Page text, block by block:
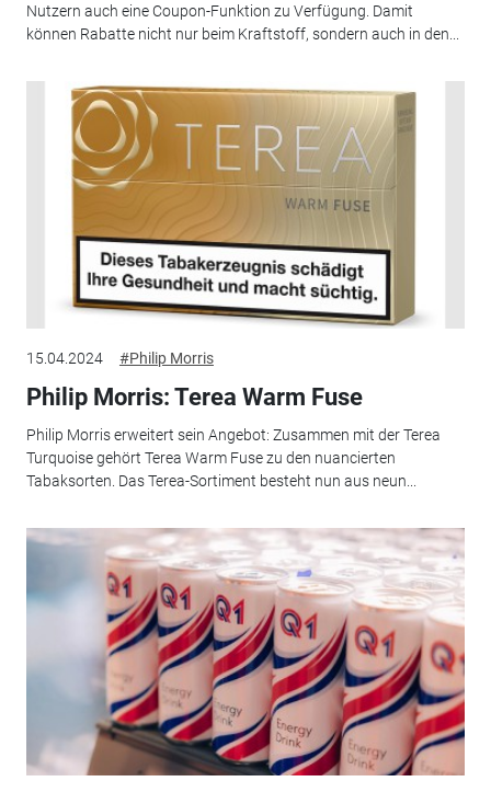
Nutzern auch eine Coupon-Funktion zu Verfügung. Damit
können Rabatte nicht nur beim Kraftstoff, sondern auch in den...
15.04.2024 #Philip Morris
Philip Morris: Terea Warm Fuse
Philip Morris erweitert sein Angebot: Zusammen mit der Terea
Turquoise gehört Terea Warm Fuse zu den nuancierten
Tabaksorten. Das Terea-Sortiment besteht nun aus neun...